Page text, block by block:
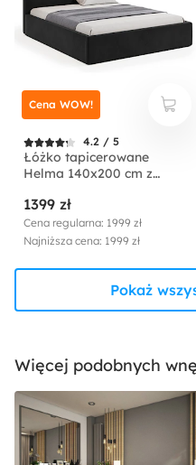
4.2 / 5
Łóżko tapicerowane
Helma 140x200 cm z
1399 zł
Cena regularna: 1999 zł
Najniższa cena: 1999 zł
Cena WOW!
Pokaż
Więcej podobnych